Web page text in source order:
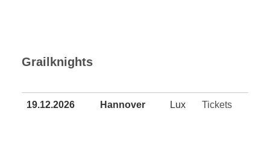
Grailknights
19.12.2026 Hannover Lux Tickets